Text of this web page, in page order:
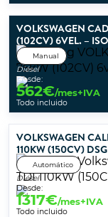
VOLKSWAGEN
(102CV) 6VEL. –
Manual
Diésel
Desde:
562€/mes+IVA
Todo incluido
VOLKSWAGEN
110KW (150CV) DSG
Automático
Diésel
Desde:
1317€/mes+IVA
Todo incluido